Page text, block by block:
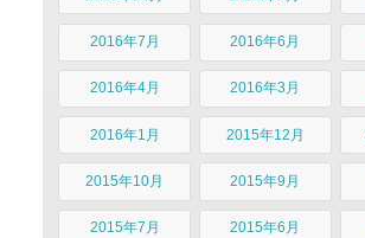
2016年7月 2016年6月
2016年4月 2016年3月
2016年1月 2015年12月
2015年10月 2015年9月
2015年7月 2015年6月